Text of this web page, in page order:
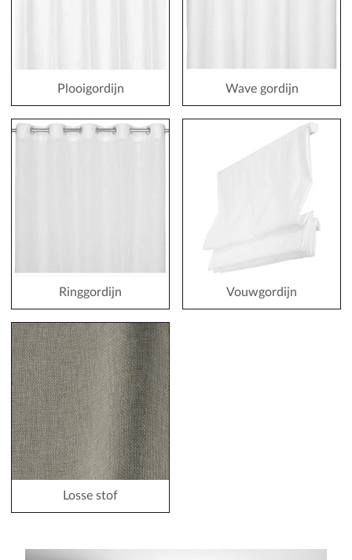
Plooigordijn Wave gordijn
Ringgordijn Vouwgordijn
Losse stof